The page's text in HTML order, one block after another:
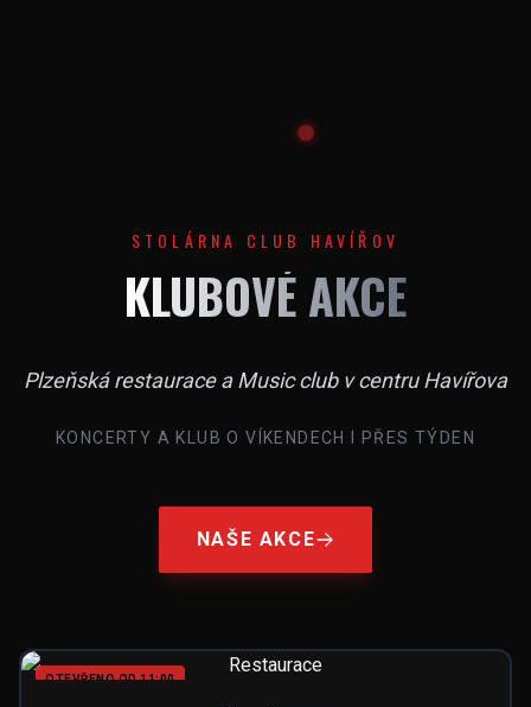
STOLÁRNA CLUB HAVÍŘOV
KLUBOVÉ AKCE
Plzeňská restaurace a Music club v centru Havířova
KONCERTY A KLUB O VÍKENDECH I PŘES TÝDEN
NAŠE AKCE
OTEVŘENO OD 11:00